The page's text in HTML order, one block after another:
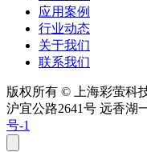
应用案例
行业动态
关于我们
联系我们
版权所有 © 上海彩萤科
沪宜公路2641号 远香湖
号-1